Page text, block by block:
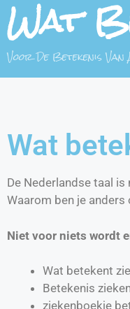
Wat
Voor De Betekenis
Wat
De Nederlandse taal
Waarom ben je
Niet voor niets wordt
Wat betekent
Betekenis
ziekenboekje